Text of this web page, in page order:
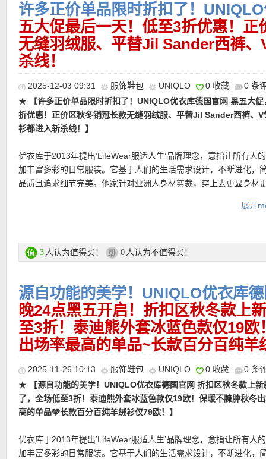
★【UNIQLO 亚麻衬衫 多色可选，限时特价仅39欧！】夏日衣橱
光泽感采用欧洲种植亚麻制成，以天然纤维本身的清爽触感，呈现
刻意却很高级的夏日氛围。亚麻面料自带透气与凉感，适合贴身穿
质地并不生硬，而是带有柔软顺滑的手感，表面还有细微的自然光
础衬衫看起来更有层次，也更接近度假衣橱里那种轻盈随性的状态
直达链接在此
★【UNIQLO 750蓬长羽绒服 3色可选，特价仅129欧！】进入1月
续走低，一件够暖、够轻、够耐穿的羽绒服，才是冬天最大的安全
750蓬松度高品质羽绒，在保证轻盈穿着体验的同时，锁温效果更
款版型增强包裹感，寒潮来袭也能从容应对。线条干净、剪裁克制
年龄、不挑场合的实穿型羽绒。
直达链接在此
单穿简洁高级，叠搭大衣、羽绒服都毫不臃肿。低调耐看的色系，
常、过年拜访都合适。
直达链接在此
利落随心切换。
直达链接在此
★ 【Uniqlo 绞花毛衣 4色可选，特价仅19欧！】这不就是平替拉
了，还多了个帽子，叠穿更保暖！以细腻的麻花纹理呈现温柔立体
美，柔软触感，可贴身穿不扎人，也可叠穿作为第二层。修身版型
直达链接在此
UNIQLO 官网特价活动链接在此
支付方式：信用卡(Visa / MasterCard / American Express 等)、
记卡等
许多正价单品限时折扣了！
五大促最后一天！低至3折优惠！正
无缝羽绒服、平替Jil Sander西裤、
杀线！
2025-12-03 09:31 服饰鞋包 UNIQLO 0 收藏
0 条
★
【许多正价单品限时折扣了！UNIQLO优衣库德国官网 黑五大
折优惠！正价区秋冬销冠长款无缝羽绒服、平替Jil Sander西裤、V
衫都进入斩杀线！】
优衣库于2013年提出’LifeWear服适人生’品牌理念，意指让所有人
加丰富多彩的日常服装。它基于人们的生活需求设计，不断进化，
品质且追求细节完美。他家针对亚洲人身材剪裁，穿上去更显身材
支付方式： 信用卡(Visa / MasterCard / American Express 等)、
热门明星单品推荐
★
【Uniqlo HEATTECH Ultra Warm高舒暖系列Leggings秋裤 黑
仅24欧！】「HEATTECH ULTRA WARM 超极暖系列是在寒冷的
季户外活动等极寒环境下都可以信赖的商品，正因为如此，其命名
WARM极暖”系列保暖约1.5倍，比一般HEATTECH保暖约2.25倍的
力。小编自留款，亲测应付德国的冬天完全没问题！外面再套个外
展开
3 人认为值得买！ 0 人认为不值得买！
源自功能的美学！UNIQLO优衣库
晚24点黑五开启！折扣区秋冬款上
至3折！泰迪熊外套冰蓝色款仅19欧
出场率最高的单品~长款百分百纯羊
2025-11-26 10:13 服饰鞋包 UNIQLO 0 收藏
0 条
★
【源自功能的美学！UNIQLO优衣库德国官网 折扣区秋冬款上新
了，全场低至3折！泰迪熊外套冰蓝色款仅19欧！保暖不臃肿秋冬
高的单品🩵长款百分百纯羊绒衫仅79欧！】
优衣库于2013年提出’LifeWear服适人生’品牌理念，意指让所有人
加丰富多彩的日常服装。它基于人们的生活需求设计，不断进化，